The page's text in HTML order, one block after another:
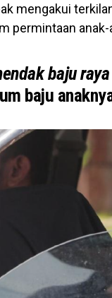
mengakui
permintaan anak-
baju
baju